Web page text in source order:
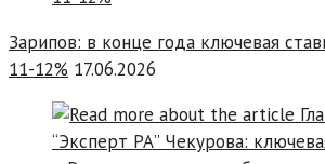
Зарипов: в конце года ключевая
11-12% 17.06.2026